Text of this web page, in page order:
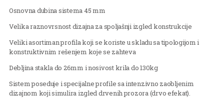
Osnovna dubina sistema 45 mm
Velika raznovrsnost dizajna za spoljašnji izgled konstrukcije
Veliki asortiman profila koji se koriste u skladu sa tipologijom i
konstruktivnim rešenjem koje se zahteva
Debljina stakla do 26mm i nosivost krila do 130kg
Sistem poseduje i specijalne profile sa intenzivno zaobljenim
dizajnom koji simulira izgled drvenih prozora (drvo efekat).